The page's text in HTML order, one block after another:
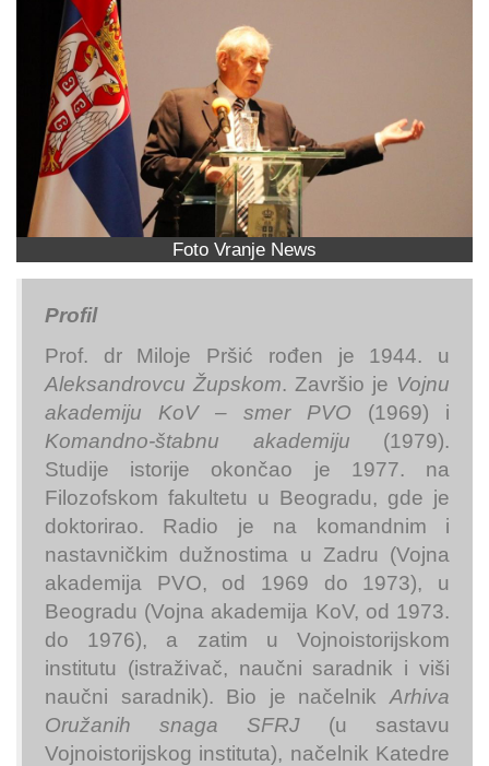
Foto Vranje News
Profil
Prof. dr Miloje Pršić rođen je 1944. u
Aleksandrovcu Župskom. Završio je Vojnu
akademiju KoV – smer PVO (1969) i
Komandno-štabnu akademiju (1979).
Studije istorije okončao je 1977. na
Filozofskom fakultetu u Beogradu, gde je
doktorirao. Radio je na komandnim i
nastavničkim dužnostima u Zadru (Vojna
akademija PVO, od 1969 do 1973), u
Beogradu (Vojna akademija KoV, od 1973.
do 1976), a zatim u Vojnoistorijskom
institutu (istraživač, naučni saradnik i viši
naučni saradnik). Bio je načelnik Arhiva
Oružanih snaga SFRJ (u sastavu
Vojnoistorijskog instituta), načelnik Katedre